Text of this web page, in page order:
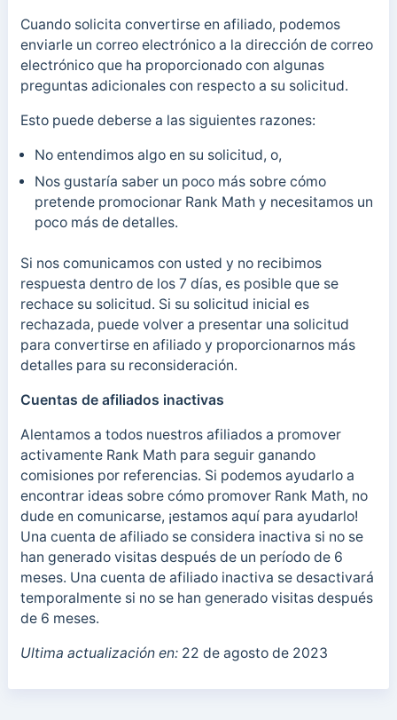
Cuando solicita convertirse en afiliado, podemos
enviarle un correo electrónico a la dirección de correo
electrónico que ha proporcionado con algunas
preguntas adicionales con respecto a su solicitud.
Esto puede deberse a las siguientes razones:
No entendimos algo en su solicitud, o,
Nos gustaría saber un poco más sobre cómo
pretende promocionar Rank Math y necesitamos un
poco más de detalles.
Si nos comunicamos con usted y no recibimos
respuesta dentro de los 7 días, es posible que se
rechace su solicitud. Si su solicitud inicial es
rechazada, puede volver a presentar una solicitud
para convertirse en afiliado y proporcionarnos más
detalles para su reconsideración.
Cuentas de afiliados inactivas
Alentamos a todos nuestros afiliados a promover
activamente Rank Math para seguir ganando
comisiones por referencias. Si podemos ayudarlo a
encontrar ideas sobre cómo promover Rank Math, no
dude en comunicarse, ¡estamos aquí para ayudarlo!
Una cuenta de afiliado se considera inactiva si no se
han generado visitas después de un período de 6
meses. Una cuenta de afiliado inactiva se desactivará
temporalmente si no se han generado visitas después
de 6 meses.
Ultima actualización en: 22 de agosto de 2023